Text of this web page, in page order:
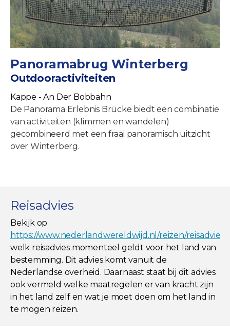
Panoramabrug Winterberg
Outdooractiviteiten
Kappe - An Der Bobbahn
De Panorama Erlebnis Brücke biedt een combinatie
van activiteiten (klimmen en wandelen)
gecombineerd met een fraai panoramisch uitzicht
over Winterberg.
Reisadvies
Bekijk op
https://www.nederlandwereldwijd.nl/reizen/
welk reisadvies momenteel geldt voor het land van
bestemming. Dit advies komt vanuit de
Nederlandse overheid. Daarnaast staat bij dit advies
ook vermeld welke maatregelen er van kracht zijn
in het land zelf en wat je moet doen om het land in
te mogen reizen.